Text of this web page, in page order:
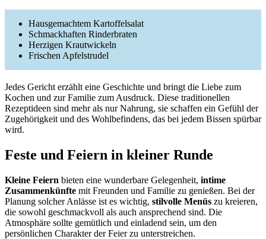
Hausgemachtem Kartoffelsalat
Schmackhaften Rinderbraten
Herzigen Krautwickeln
Frischen Apfelstrudel
Jedes Gericht erzählt eine Geschichte und bringt die Liebe zum
Kochen und zur Familie zum Ausdruck. Diese traditionellen
Rezeptideen sind mehr als nur Nahrung, sie schaffen ein Gefühl der
Zugehörigkeit und des Wohlbefindens, das bei jedem Bissen spürbar
wird.
Feste und Feiern in kleiner Runde
Kleine Feiern bieten eine wunderbare Gelegenheit, intime
Zusammenkünfte mit Freunden und Familie zu genießen. Bei der
Planung solcher Anlässe ist es wichtig, stilvolle Menüs zu kreieren,
die sowohl geschmackvoll als auch ansprechend sind. Die
Atmosphäre sollte gemütlich und einladend sein, um den
persönlichen Charakter der Feier zu unterstreichen.